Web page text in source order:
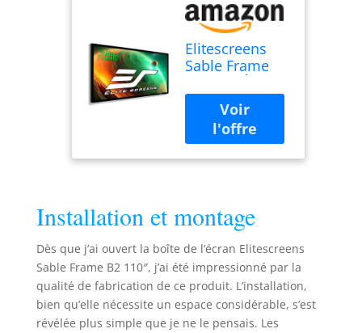
Elitescreens
Sable Frame
de projection
Diagonale 16:9
Diag Active 3D
4K 8K Ultra HD
Ready Fixed
avec Kit
SB110WH2,
110" Diagonale
Installation et montage
Dès que j’ai ouvert la boîte de l’écran Elitescreens
Sable Frame B2 110″, j’ai été impressionné par la
qualité de fabrication de ce produit. L’installation,
bien qu’elle nécessite un espace considérable, s’est
révélée plus simple que je ne le pensais. Les